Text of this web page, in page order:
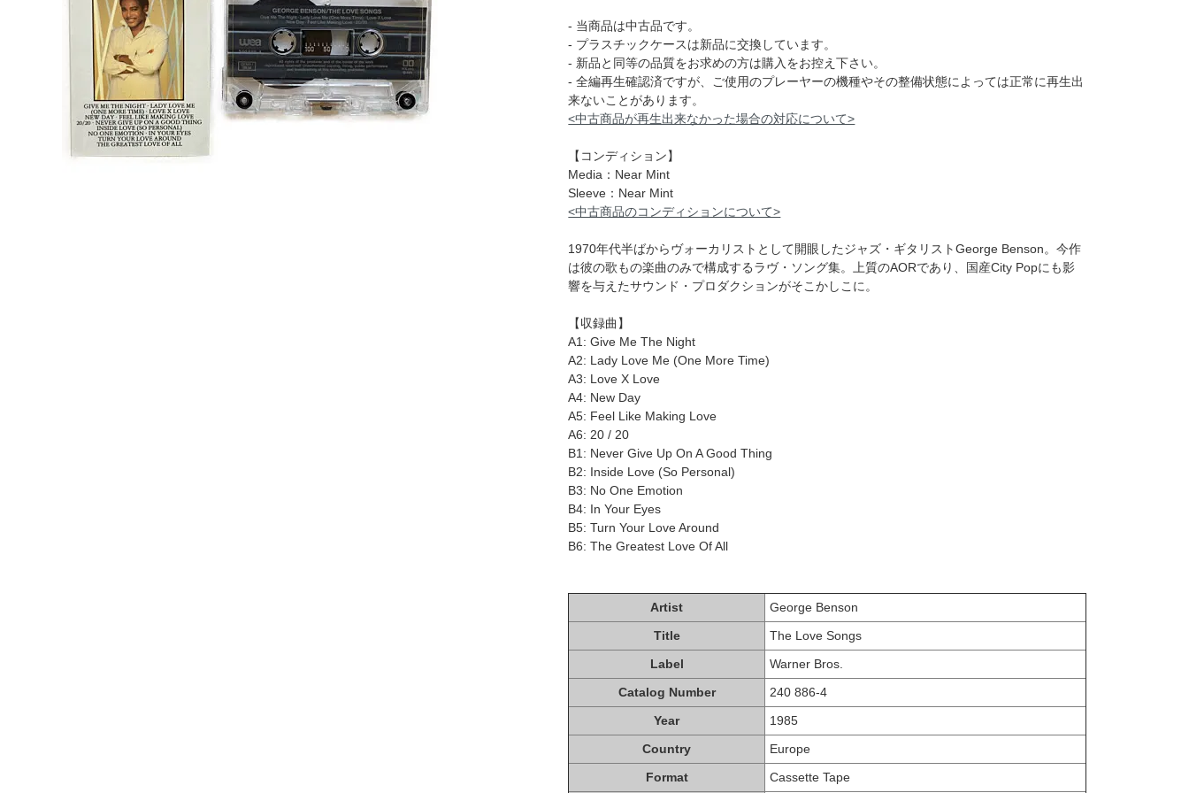
- 当商品は中古品です。
- プラスチックケースは新品に交換しています。
- 新品と同等の品質をお求めの方は購入をお控え下さい。
- 全編再生確認済ですが、ご使用のプレーヤーの機種やその整備状態によっては正常に再生出
来ないことがあります。
<中古商品が再生出来なかった場合の対応について>
【コンディション】
Media：Near Mint
Sleeve：Near Mint
<中古商品のコンディションについて>
1970年代半ばからヴォーカリストとして開眼したジャズ・ギタリストGeorge Benson。今作
は彼の歌もの楽曲のみで構成するラヴ・ソング集。上質のAORであり、国産City Popにも影
響を与えたサウンド・プロダクションがそこかしこに。
【収録曲】
A1: Give Me The Night
A2: Lady Love Me (One More Time)
A3: Love X Love
A4: New Day
A5: Feel Like Making Love
A6: 20 / 20
B1: Never Give Up On A Good Thing
B2: Inside Love (So Personal)
B3: No One Emotion
B4: In Your Eyes
B5: Turn Your Love Around
B6: The Greatest Love Of All
Artist
George Benson
Title
The Love Songs
Label
Warner Bros.
Catalog Number
240 886-4
Year
1985
Country
Europe
Format
Cassette Tape